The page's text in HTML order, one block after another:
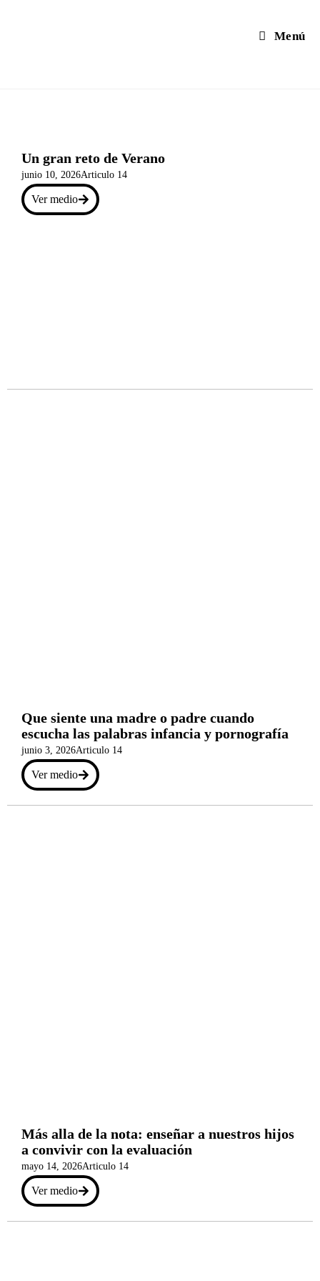
Menú
Un gran reto de Verano
junio 10, 2026Articulo 14
Ver medio
Que siente una madre o padre cuando
escucha las palabras infancia y pornografía
junio 3, 2026Articulo 14
Ver medio
Más alla de la nota: enseñar a nuestros hijos
a convivir con la evaluación
mayo 14, 2026Articulo 14
Ver medio